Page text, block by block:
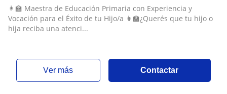
👩‍🏫 Maestra de Educación Primaria con Experiencia y
Vocación para el Éxito de tu Hijo/a 👩‍🏫¿Querés que tu hijo o
hija reciba una atenci...
ver más Contactar